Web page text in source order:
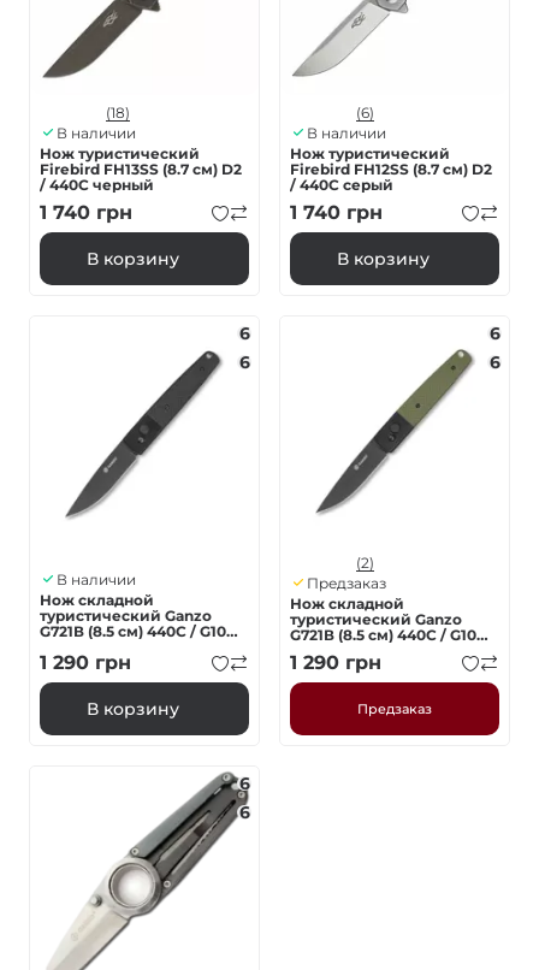
(18)
В наличии
Нож туристический
Firebird FH13SS (8.7 см) D2
/ 440C черный
1 740 грн
В корзину
(6)
В наличии
Нож туристический
Firebird FH12SS (8.7 см) D2
/ 440C серый
1 740 грн
В корзину
6
6
В наличии
Нож складной
туристический Ganzo
G721В (8.5 см) 440C / G10
1 290 грн
В корзину
6
6
(2)
Предзаказ
Нож складной
туристический Ganzo
G721В (8.5 см) 440C / G10
зеленый, черный клинок
1 290 грн
Предзаказ
6
6